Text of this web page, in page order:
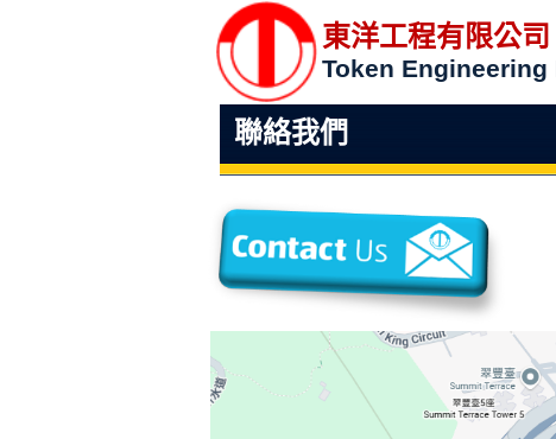
東洋工程有限公司
Token
聯絡我們